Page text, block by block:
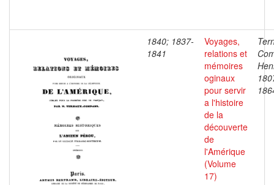
1840; 1837-
1841
Voyages,
relations et
mémoires
oginaux
pour servir
a l'histoire
de la
découverte
de
l'Amérique
(Volume
17)